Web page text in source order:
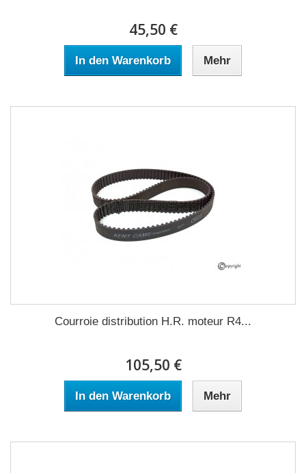
45,50 €
In den Warenkorb Mehr
Courroie distribution H.R. moteur R4...
105,50 €
In den Warenkorb Mehr